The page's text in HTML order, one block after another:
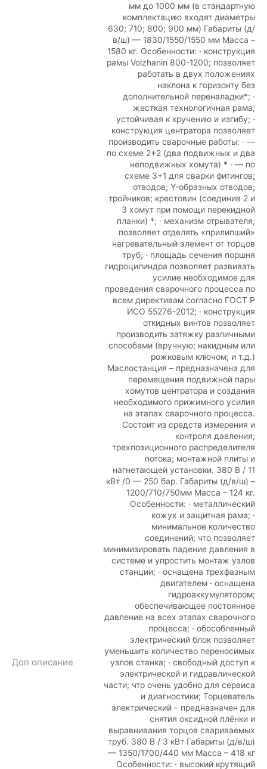
Доп описание
мм до 1000 мм (в стандартную
комплектацию входят диаметры
630; 710; 800; 900 мм) Габариты (д/
в/ш) — 1830/1550/1550 мм Масса –
1580 кг. Особенности: · конструкция
рамы Volzhanin 800-1200; позволяет
работать в двух положениях
наклона к горизонту без
дополнительной переналадки*; ·
жесткая технологичная рама;
устойчивая к кручению и изгибу; ·
конструкция центратора позволяет
производить сварочные работы: · —
по схеме 2+2 (два подвижных и два
неподвижных хомута) * · — по
схеме 3+1 для сварки фитингов;
отводов; Y-образных отводов;
тройников; крестовин (соединив 2 и
3 хомут при помощи перекидной
планки) *; · механизм отрывателя;
позволяет отделять «прилипший»
нагревательный элемент от торцов
труб; · площадь сечения поршня
гидроцилиндра позволяет развивать
усилие необходимое для
проведения сварочного процесса по
всем директивам согласно ГОСТ Р
ИСО 55276-2012; · конструкция
откидных винтов позволяет
производить затяжку различными
способами (вручную; накидным или
рожковым ключом; и т.д.)
Маслостанция – предназначена для
перемещения подвижной пары
хомутов центратора и создания
необходимого прижимного усилия
на этапах сварочного процесса.
Состоит из средств измерения и
контроля давления;
трехпозиционного распределителя
потока; монтажной плиты и
нагнетающей установки. 380 В / 11
кВт /0 — 250 бар. Габариты (д/в/ш) –
1200/710/750мм Масса – 124 кг.
Особенности: · металлический
кожух и защитная рама; ·
минимальное количество
соединений; что позволяет
минимизировать падение давления в
системе и упростить монтаж узлов
станции; · оснащена трехфазным
двигателем · оснащена
гидроаккумулятором;
обеспечивающее постоянное
давление на всех этапах сварочного
процесса; · обособленный
электрический блок позволяет
уменьшить количество переносимых
узлов станка; · свободный доступ к
электрической и гидравлической
части; что очень удобно для сервиса
и диагностики; Торцеватель
электрический – предназначен для
снятия оксидной плёнки и
выравнивания торцов свариваемых
труб. 380 В / 3 кВт Габариты (д/в/ш)
— 1350/1700/440 мм Масса – 418 кг
Особенности: · высокий крутящий